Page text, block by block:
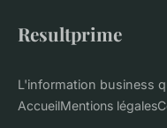
Resultprime
L'information business
AccueilMentions légales